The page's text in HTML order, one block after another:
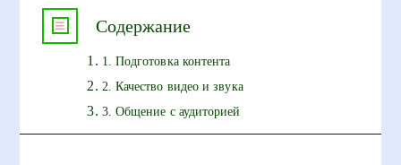
Содержание
1. Подготовка контента
2. Качество видео и звука
3. Общение с аудиторией